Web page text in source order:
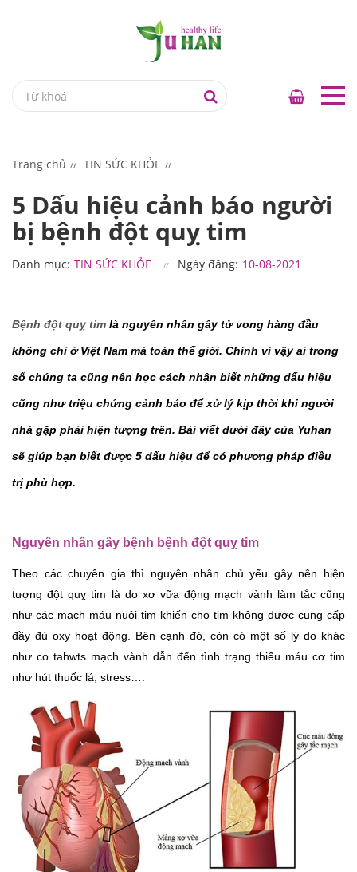
Trang chủ TIN SỨC KHỎE
5 Dấu hiệu cảnh báo người
bị bệnh đột quỵ tim
Danh mục: TIN SỨC KHỎE Ngày đăng: 10-08-2021
Bệnh đột quỵ tim là nguyên nhân gây tử vong hàng đầu
không chỉ ở Việt Nam mà toàn thế giới. Chính vì vậy ai trong
số chúng ta cũng nên học cách nhận biết những dấu hiệu
cũng như triệu chứng cảnh báo để xử lý kịp thời khi người
nhà gặp phải hiện tượng trên. Bài viết dưới đây của Yuhan
sẽ giúp bạn biết được 5 dấu hiệu để có phương pháp điều
trị phù hợp.
Nguyên nhân gây bệnh bệnh đột quỵ tim
Theo các chuyên gia thì nguyên nhân chủ yếu gây nên hiện
tượng đột quỵ tim là do xơ vữa động mạch vành làm tắc cũng
như các mạch máu nuôi tim khiến cho tim không được cung cấp
đầy đủ oxy hoạt động. Bên cạnh đó, còn có một số lý do khác
như co tahwts mạch vành dẫn đến tình trạng thiếu máu cơ tim
như hút thuốc lá, stress….